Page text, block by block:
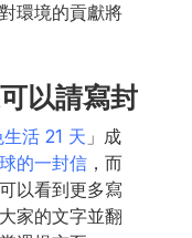
環境的貢獻將
活 21 天 」成
的一封信 ，而
以看到更多寫
家的文字並翻